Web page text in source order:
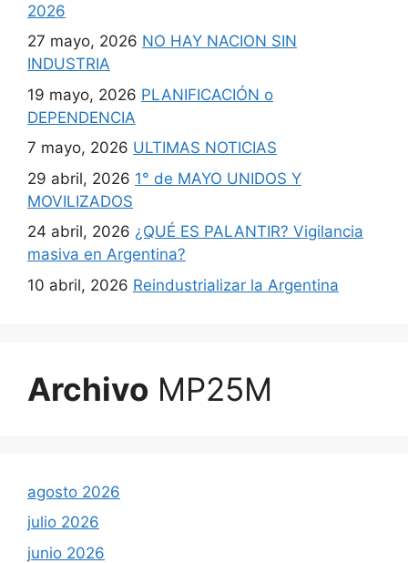
2026
27 mayo, 2026 NO HAY NACION SIN
INDUSTRIA
19 mayo, 2026 PLANIFICACIÓN o
DEPENDENCIA
7 mayo, 2026 ULTIMAS NOTICIAS
29 abril, 2026 1° de MAYO UNIDOS Y
MOVILIZADOS
24 abril, 2026 ¿QUÉ ES PALANTIR? Vigilancia
masiva en Argentina?
10 abril, 2026 Reindustrializar la Argentina
Archivo MP25M
agosto 2026
julio 2026
junio 2026